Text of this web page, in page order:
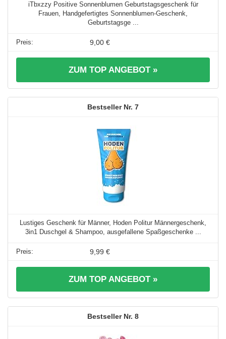
iTbxzzy Positive Sonnenblumen Geburtstagsgeschenk für
Frauen, Handgefertigtes Sonnenblumen-Geschenk,
Geburtstagsge ...
9,00 €
ZUM TOP ANGEBOT »
7
Lustiges Geschenk für Männer, Hoden Politur Männergeschenk,
3in1 Duschgel & Shampoo, ausgefallene Spaßgeschenke ...
9,99 €
ZUM TOP ANGEBOT »
8